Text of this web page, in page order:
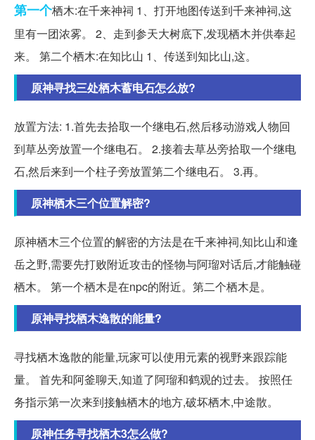
第一个栖木:在千来神祠 1、打开地图传送到千来神祠,这
里有一团浓雾。 2、走到参天大树底下,发现栖木并供奉起
来。 第二个栖木:在知比山 1、传送到知比山,这。
原神寻找三处栖木蓄电石怎么放?
放置方法: 1.首先去拾取一个继电石,然后移动游戏人物回
到草丛旁放置一个继电石。 2.接着去草丛旁拾取一个继电
石,然后来到一个柱子旁放置第二个继电石。 3.再。
原神栖木三个位置解密?
原神栖木三个位置的解密的方法是在千来神祠,知比山和逢
岳之野,需要先打败附近攻击的怪物与阿瑠对话后,才能触碰
栖木。 第一个栖木是在npc的附近。第二个栖木是。
原神寻找栖木逸散的能量?
寻找栖木逸散的能量,玩家可以使用元素的视野来跟踪能
量。 首先和阿釜聊天,知道了阿瑠和鹤观的过去。 按照任
务指示第一次来到接触栖木的地方,破坏栖木,中途散。
原神任务寻找栖木3怎么做?